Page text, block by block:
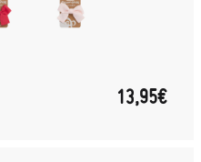
13,95€